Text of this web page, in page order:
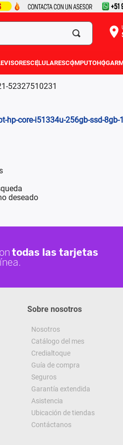
CELULARESCOMPUTOHOGAR
52327510231
hp-core-i51334u-256gb-ssd-
deseado
Sobre nosotros
Nosotros
Catálogo del mes
Credialtoque
Guía de compra
Seguros
Garantía extendida
Asistencia
Ubicación de tiendas
Contáctanos